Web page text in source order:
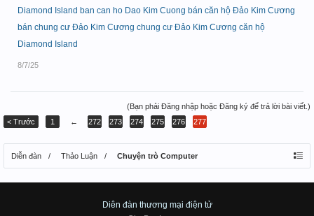
Diamond Island ban can ho Dao Kim Cuong bán căn hộ Đảo Kim Cương
bán chung cư Đảo Kim Cương chung cư Đảo Kim Cương căn hộ
Diamond Island
8/7/25
(Bạn phải Đăng nhập hoặc Đăng ký để trả lời bài viết.)
< Trước
1 ← 272 273 274 275 276 277
Diễn đàn Thảo Luận Chuyện trò Computer
Diên đàn thương mại điện tử